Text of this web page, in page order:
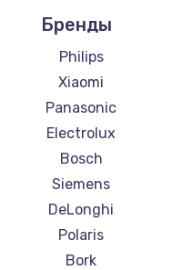
кофемашин Ascaso
Ремонт кофемашин Jura
кофемашин Olympia
кофемашин Saeco
кофемашин La Cimbali
Ремонт кофемашин WMF
кофемашин Yamaguchi
кофемашин Nivona
кофемашин Astoria
Ремонт кофемашин JVC
Бренды
Philips
Xiaomi
Panasonic
Electrolux
Bosch
Siemens
DeLonghi
Polaris
Bork